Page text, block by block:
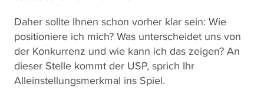
Daher sollte Ihnen schon vorher klar sein: Wie
positioniere ich mich? Was unterscheidet uns von
der Konkurrenz und wie kann ich das zeigen? An
dieser Stelle kommt der USP, sprich Ihr
Alleinstellungsmerkmal ins Spiel.